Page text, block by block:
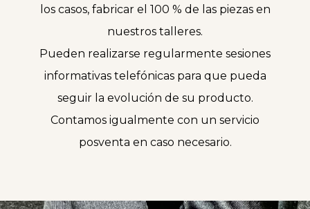
los casos, fabricar el 100 % de las piezas en
nuestros talleres.
Pueden realizarse regularmente sesiones
informativas telefónicas para que pueda
seguir la evolución de su producto.
Contamos igualmente con un servicio
posventa en caso necesario.